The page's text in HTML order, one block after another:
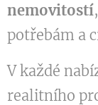
nemovitostí
potřebám a
V každé
realitního